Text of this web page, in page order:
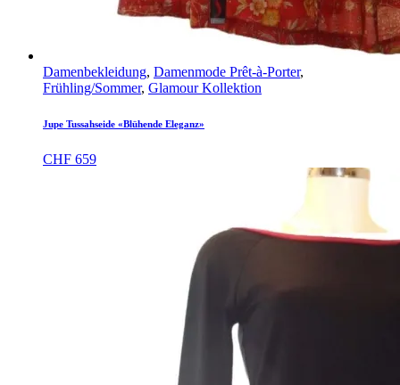
Damenbekleidung, Damenmode Prêt-à-Porter,
Frühling/Sommer, Glamour Kollektion
Jupe Tussahseide «Blühende Eleganz»
CHF 659